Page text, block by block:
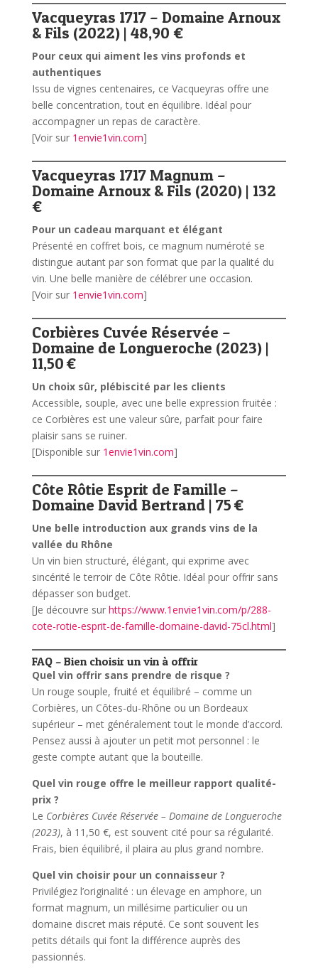
Vacqueyras 1717 – Domaine Arnoux
& Fils (2022) | 48,90 €
Pour ceux qui aiment les vins profonds et
authentiques
Issu de vignes centenaires, ce Vacqueyras offre une
belle concentration, tout en équilibre. Idéal pour
accompagner un repas de caractère.
[Voir sur 1envie1vin.com]
Vacqueyras 1717 Magnum –
Domaine Arnoux & Fils (2020) | 132
€
Pour un cadeau marquant et élégant
Présenté en coffret bois, ce magnum numéroté se
distingue autant par son format que par la qualité du
vin. Une belle manière de célébrer une occasion.
[Voir sur 1envie1vin.com]
Corbières Cuvée Réservée –
Domaine de Longueroche (2023) |
11,50 €
Un choix sûr, plébiscité par les clients
Accessible, souple, avec une belle expression fruitée :
ce Corbières est une valeur sûre, parfait pour faire
plaisir sans se ruiner.
[Disponible sur 1envie1vin.com]
Côte Rôtie Esprit de Famille –
Domaine David Bertrand | 75 €
Une belle introduction aux grands vins de la
vallée du Rhône
Un vin bien structuré, élégant, qui exprime avec
sincérité le terroir de Côte Rôtie. Idéal pour offrir sans
dépasser son budget.
[Je découvre sur https://www.1envie1vin.com/p/288-
cote-rotie-esprit-de-famille-domaine-david-75cl.html]
FAQ – Bien choisir un vin à offrir
Quel vin offrir sans prendre de risque ?
Un rouge souple, fruité et équilibré – comme un
Corbières, un Côtes-du-Rhône ou un Bordeaux
supérieur – met généralement tout le monde d’accord.
Pensez aussi à ajouter un petit mot personnel : le
geste compte autant que la bouteille.
Quel vin rouge offre le meilleur rapport qualité-
prix ?
Le Corbières Cuvée Réservée – Domaine de Longueroche
(2023), à 11,50 €, est souvent cité pour sa régularité.
Frais, bien équilibré, il plaira au plus grand nombre.
Quel vin choisir pour un connaisseur ?
Privilégiez l’originalité : un élevage en amphore, un
format magnum, un millésime particulier ou un
domaine discret mais réputé. Ce sont souvent les
petits détails qui font la différence auprès des
passionnés.